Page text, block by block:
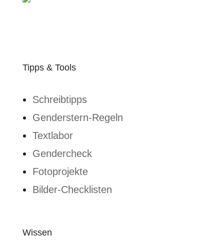
Tipps & Tools
Schreibtipps
Genderstern-Regeln
Textlabor
Gendercheck
Fotoprojekte
Bilder-Checklisten
Wissen